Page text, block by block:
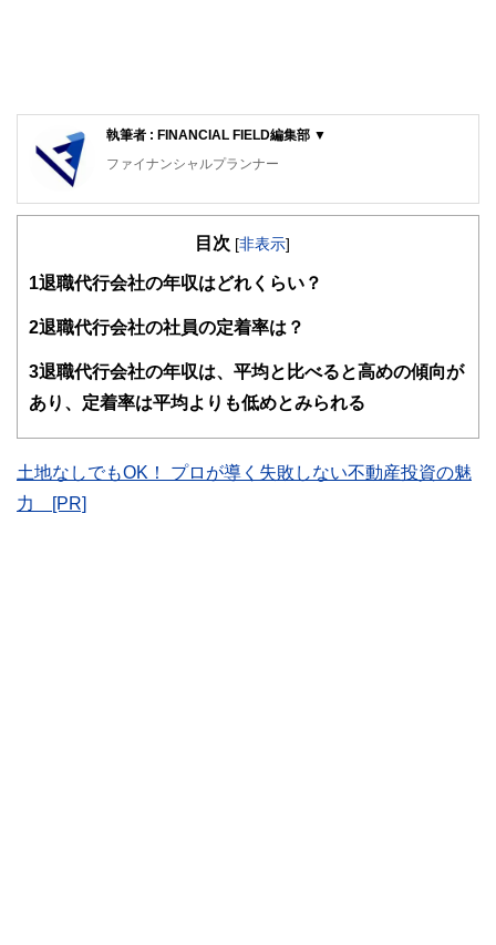
執筆者 : FINANCIAL FIELD編集部 ▼
ファイナンシャルプランナー
FinancialField編集部は、金融、経済に関する記事を、日々
知識がない方でも理解できるようわかりやすく発信していま
得者を中心に「お金や暮らし」に関する書籍・雑誌の編集経
験者で構成され、企画立案から記事掲載まですべての工程に
FinancialFieldの特徴は、ファイナンシャルプランナー、弁
ドバイザー、DCプランナー、公認会計士、社会保険労務
ど150名以上の有資格者を執筆者・監修者として迎え、むず
目次 [非表示]
1 退職代行会社の年収はどれくらい？
2退職代行会社の社員の定着率は？
3退職代行会社の年収は、平均と比べると高めの傾向が
あり、定着率は平均よりも低めとみられる
土地なしでもOK！ プロが導く失敗しない不動産投資の魅
力 [PR]